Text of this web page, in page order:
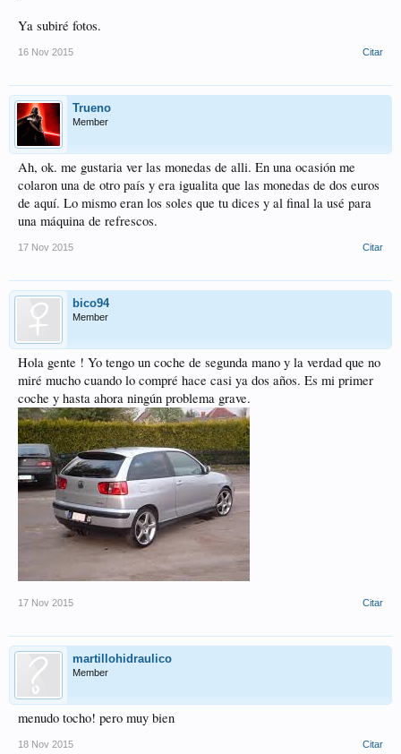
Ya subiré fotos.
16 Nov 2015 Citar
Trueno
Member
Ah, ok. me gustaria ver las monedas de alli. En una ocasión me
colaron una de otro país y era igualita que las monedas de dos euros
de aquí. Lo mismo eran los soles que tu dices y al final la usé para
una máquina de refrescos.
17 Nov 2015 Citar
bico94
Member
Hola gente ! Yo tengo un coche de segunda mano y la verdad que no
miré mucho cuando lo compré hace casi ya dos años. Es mi primer
coche y hasta ahora ningún problema grave.
17 Nov 2015 Citar
martillohidraulico
Member
menudo tocho! pero muy bien
18 Nov 2015 Citar